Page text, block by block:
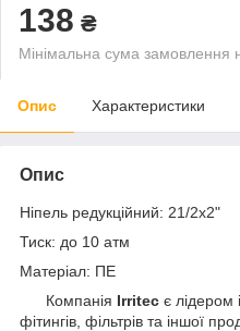
138 ₴
Мінімальна сума замовлення
Опис Характеристики
Опис
Ніпель редукційний: 21/2х2"
Тиск: до 10 атм
Матеріал: ПЕ
Компанія Irritec є лідером
фітингів, фільтрів та іншої